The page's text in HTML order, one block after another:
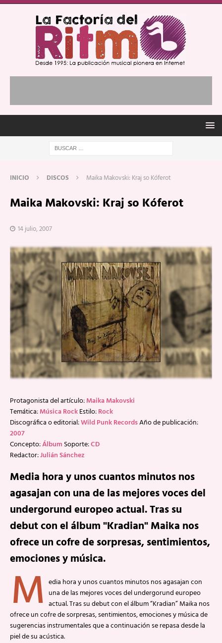
INICIO DISCOS Maika Makovski: Kraj so Kóferot
Maika Makovski: Kraj so Kóferot
14 julio, 2007
Protagonista del artículo:Maika Makovski
Temática:Música RockEstilo:Rock
Discográfica o editorial:Wild Punk RecordsAño de publicación:
2007
Concepto:Álbum Soporte:CD
Redactor:Julián Sánchez
Media hora y unos cuantos minutos nos
agasajan con una de las mejores voces del
undergorund europeo actual. Tras su
debut con el álbum "Kradian" Maika nos
ofrece un cofre de sorpresas, sentimientos,
emociones y música.
M edia hora y unos cuantos minutos nos agasajan con
una de las mejores voces del undergorund europeo
actual. Tras su debut con el álbum “Kradian” Maika nos
ofrece un cofre de sorpresas, sentimientos, emociones y música de
sugerencias instrumentales que a continuación se repasa desde la
piel de su acústica.